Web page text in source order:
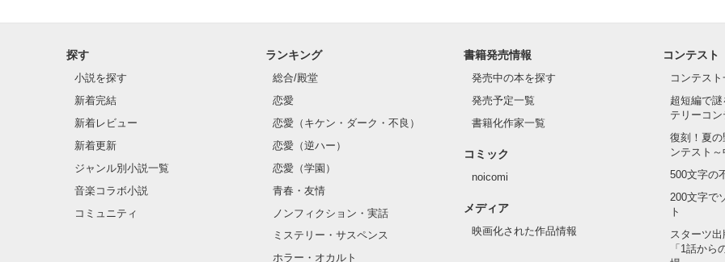
     でも、ほんとうの生きる意味って
あたしを理解してるような顔。
すべてがムカつくの。
『ねぇ。どうして、手術させたいの？』
探す
小説を探す
新着完結
新着レビュー
新着更新
ジャンル別小説一覧
音楽コラボ小説
コミュニティ
ランキング
総合/殿堂
恋愛
恋愛（キケン・ダーク・不良）
恋愛（逆ハー）
恋愛（学園）
青春・友情
ノンフィクション・実話
ミステリー・サスペンス
ホラー・オカルト
書籍発売情報
発売中の本を探す
発売予定一覧
書籍化作家一覧
コミック
noicomi
メディア
映画化された作品情報
コンテスト
コンテス
超短編で
テリーコ
復刻！夏
ンテスト
500文字の
200文字で
ト
スターツ
「1話から